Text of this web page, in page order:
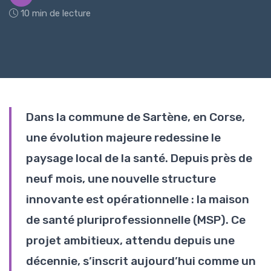
10 min de lecture
Dans la commune de Sartène, en Corse,
une évolution majeure redessine le
paysage local de la santé. Depuis près de
neuf mois, une nouvelle structure
innovante est opérationnelle : la maison
de santé pluriprofessionnelle (MSP). Ce
projet ambitieux, attendu depuis une
décennie, s’inscrit aujourd’hui comme un